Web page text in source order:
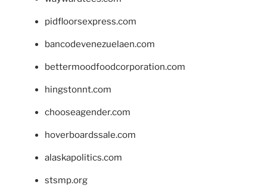
pidfloorsexpress.com
bancodevenezuelaen.com
bettermoodfoodcorporation.com
hingstonnt.com
chooseagender.com
hoverboardssale.com
alaskapolitics.com
stsmp.org